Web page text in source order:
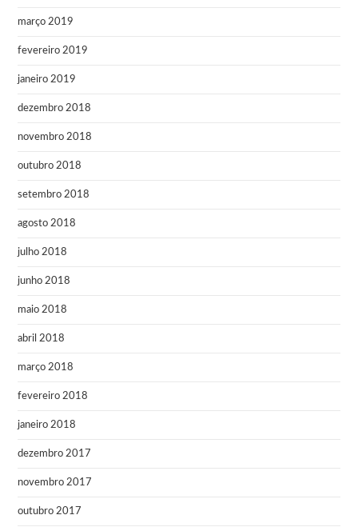
março 2019
fevereiro 2019
janeiro 2019
dezembro 2018
novembro 2018
outubro 2018
setembro 2018
agosto 2018
julho 2018
junho 2018
maio 2018
abril 2018
março 2018
fevereiro 2018
janeiro 2018
dezembro 2017
novembro 2017
outubro 2017